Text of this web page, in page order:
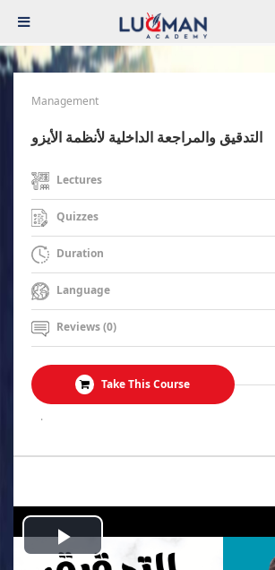
Management
التدقيق والمراجعة الداخلية لأنظمة الأيزو
Lectures
Quizzes
Duration
Language
Reviews (0)
Take This Course
.
Play